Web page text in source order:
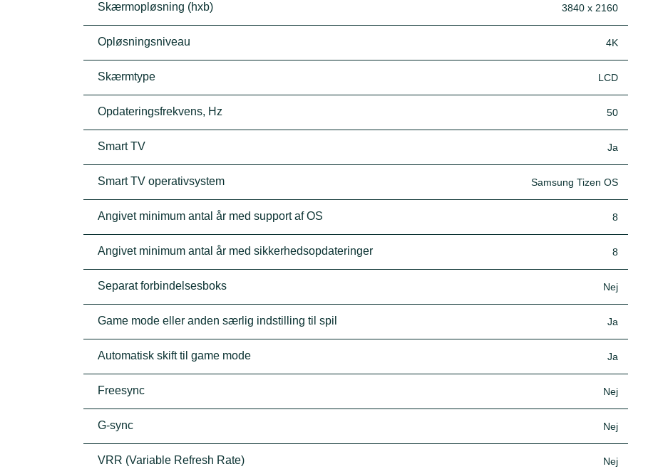
Skærmopløsning (hxb) 3840 x 2160
Opløsningsniveau 4K
Skærmtype LCD
Opdateringsfrekvens, Hz 50
Smart TV Ja
Smart TV operativsystem Samsung Tizen OS
Angivet minimum antal år med support af OS 8
Angivet minimum antal år med sikkerhedsopdateringer 8
Separat forbindelsesboks Nej
Game mode eller anden særlig indstilling til spil Ja
Automatisk skift til game mode Ja
Freesync Nej
G-sync Nej
VRR (Variable Refresh Rate) Nej